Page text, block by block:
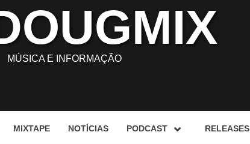
MÚSICA E INFORMAÇÃO
MIXTAPE NOTÍCIAS PODCAST RELEASES